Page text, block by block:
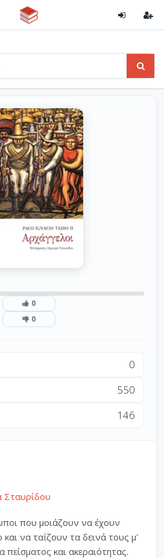
0
0
0
550
146
Σταυρίδου
που μοιάζουν να έχουν
και να ταΐζουν τα δεινά τους μ'
πείσματος και ακεραιότητας.